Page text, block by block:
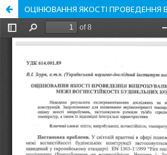
ОЦІНЮВАННЯ ЯКОСТІ ПРОВЕДЕННЯ